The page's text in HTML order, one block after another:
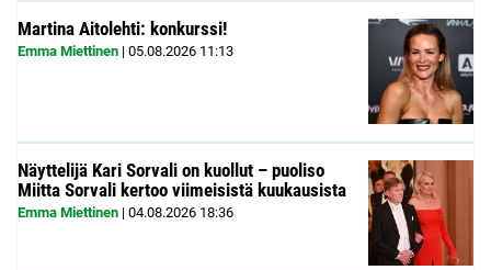
Martina Aitolehti: konkurssi!
Emma Miettinen | 05.08.2026 11:13
Näyttelijä Kari Sorvali on kuollut – puoliso
Miitta Sorvali kertoo viimeisistä kuukausista
Emma Miettinen | 04.08.2026 18:36